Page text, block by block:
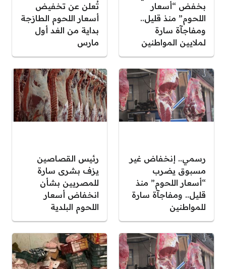
بخفض “أسعار
اللحوم” منذ قليل..
ومفاجآة سارة
لملايين المواطنين
تُعلن عن تخفيض
أسعار اللحوم الطازجة
بداية من الغد أول
مارس
رسمي.. إنخفاض غير
مسبوق يضرب
“أسعار اللحوم” منذ
قليل.. ومفاجآة سارة
للمواطنين
رئيس القصاصين
يزف بشرى سارة
للمصريين بشأن
انخفاض أسعار
اللحوم البلدية